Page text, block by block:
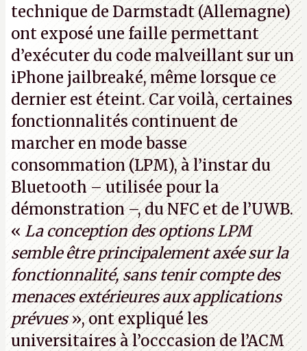
technique de Darmstadt (Allemagne)
ont exposé une faille permettant
d’exécuter du code malveillant sur un
iPhone jailbreaké, même lorsque ce
dernier est éteint. Car voilà, certaines
fonctionnalités continuent de
marcher en mode basse
consommation (LPM), à l’instar du
Bluetooth – utilisée pour la
démonstration –, du NFC et de l’UWB.
« La conception des options LPM
semble être principalement axée sur la
fonctionnalité, sans tenir compte des
menaces extérieures aux applications
prévues», ont expliqué les
universitaires à l’occcasion de l’ACM